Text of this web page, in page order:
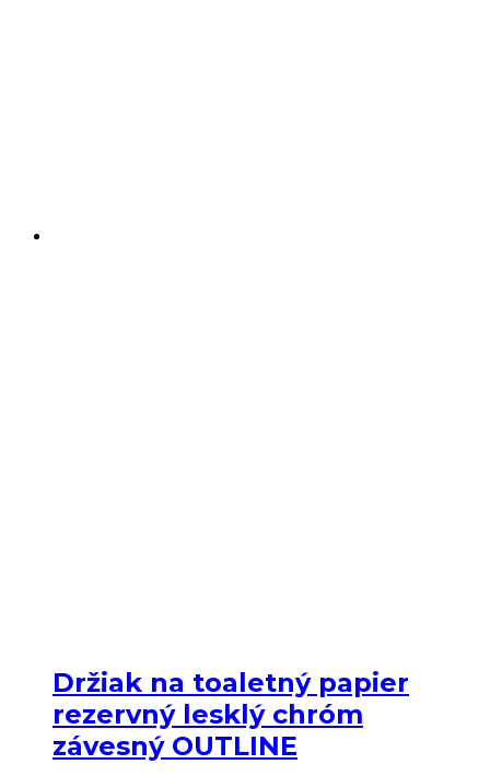
Držiak na toaletný papier
rezervný lesklý chróm
závesný OUTLINE